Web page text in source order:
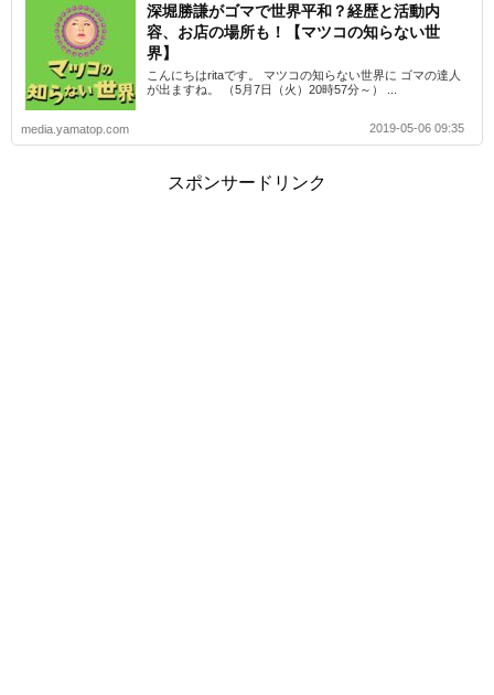
深堀勝謙がゴマで世界平和？経歴と活動内
容、お店の場所も！【マツコの知らない世
界】
こんにちはritaです。 マツコの知らない世界に ゴマの達人
が出ますね。 （5月7日（火）20時57分～） ...
media.yamatop.com 2019-05-06 09:35
スポンサードリンク